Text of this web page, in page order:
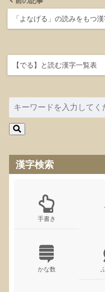
「よなげる」の読みをもつ
【でる】と読む漢字一覧表
漢字検索
手書き
かな数